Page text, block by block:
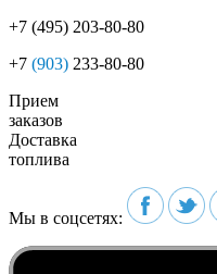
+7 (495) 203-80-80
+7 (903) 233-80-80
Прием
заказов
Доставка
топлива
Мы в соцсетях: